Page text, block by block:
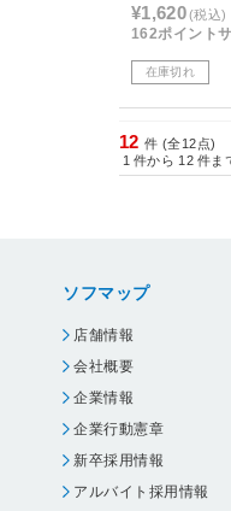
0/CUH-
-7100）］
¥1,620(税込)
162ポイント
在庫切れ
12 件 (全12点)
1 件から 12 件ま
ソフマップ
店舗情報
会社概要
企業情報
企業行動憲章
新卒採用情報
アルバイト採用情報